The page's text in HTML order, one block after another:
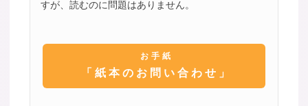
すが、読むのに問題はありません。
お手紙
「紙本のお問い合わせ」